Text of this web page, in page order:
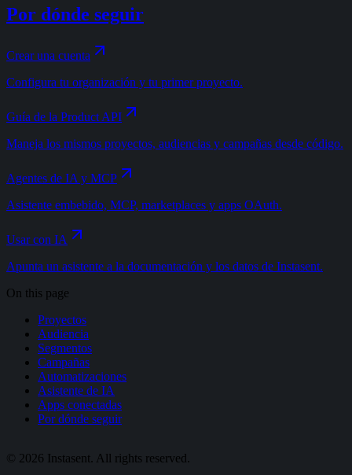
Por dónde seguir
Crear una cuenta
Configura tu organización y tu primer proyecto.
Guía de la Product API
Maneja los mismos proyectos, audiencias y campañas desde código.
Agentes de IA y MCP
Asistente embebido, MCP, marketplaces y apps OAuth.
Usar con IA
Apunta un asistente a la documentación y los datos de Instasent.
On this page
Proyectos
Audiencia
Segmentos
Campañas
Automatizaciones
Asistente de IA
Apps conectadas
Por dónde seguir
© 2026 Instasent. All rights reserved.